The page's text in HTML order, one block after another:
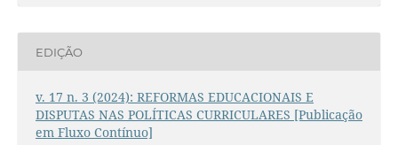
EDIÇÃO
v. 17 n. 3 (2024): REFORMAS EDUCACIONAIS E
DISPUTAS NAS POLÍTICAS CURRICULARES [Publicação
em Fluxo Contínuo]